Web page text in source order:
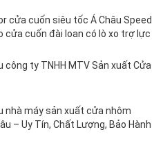
cửa cuốn siêu tốc Á Châu Speed
cửa cuốn đài loan có lò xo trợ lực
công ty TNHH MTV Sản xuất Cửa
nhà máy sản xuất cửa nhôm
– Uy Tín, Chất Lượng, Bảo Hành